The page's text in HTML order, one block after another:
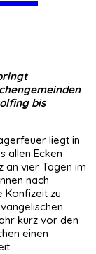
bis
liegt in
allen Ecken
an vier Tagen im
nach
Konfizeit zu
kurz vor den
einen